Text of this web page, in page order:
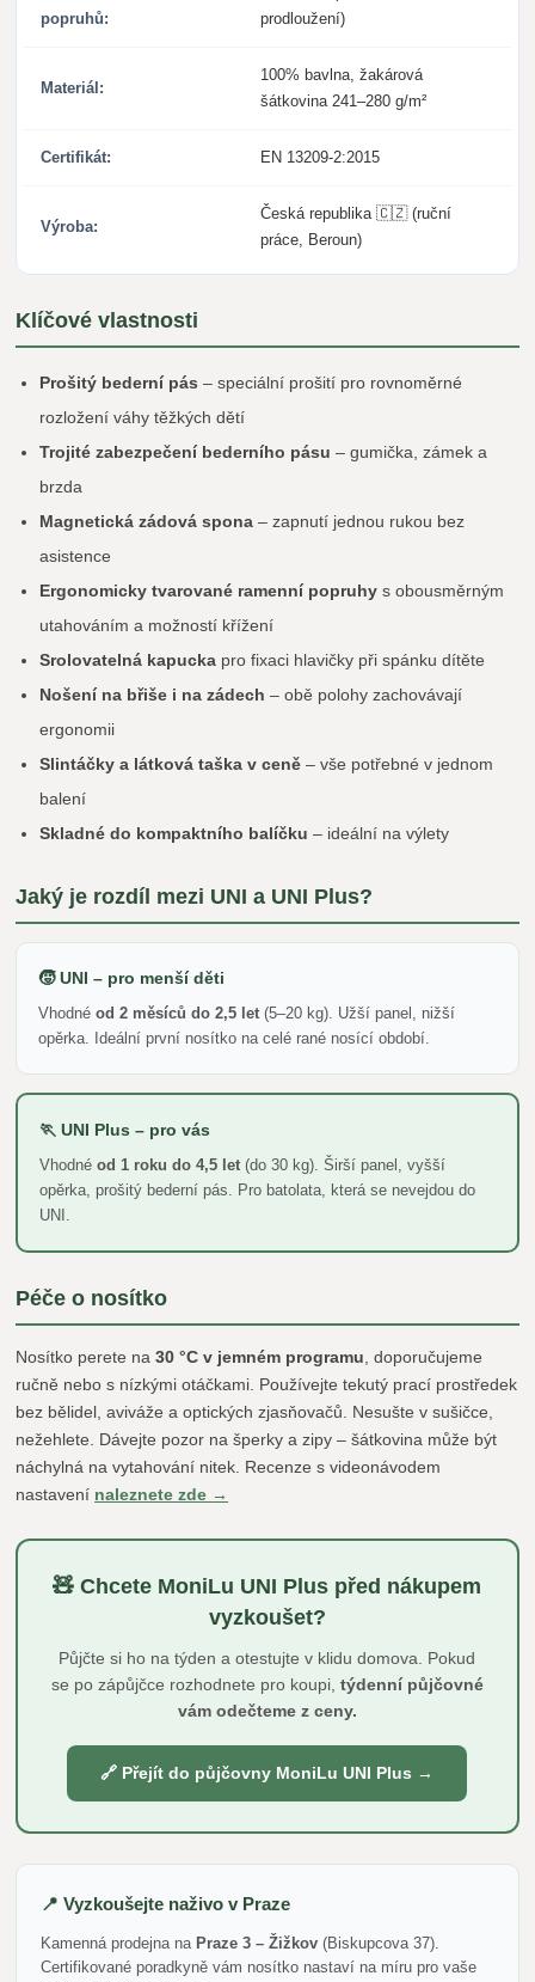
popruhů:
prodloužení)
Materiál:
100% bavlna, žakárová
šátkovina 241–280 g/m²
Certifikát: EN 13209-2:2015
Výroba:
Česká republika 🇨🇿 (ruční
práce, Beroun)
Klíčové vlastnosti
Prošitý bederní pás – speciální prošití pro rovnoměrné
rozložení váhy těžkých dětí
Trojité zabezpečení bederního pásu – gumička, zámek a
brzda
Magnetická zádová spona – zapnutí jednou rukou bez
asistence
Ergonomicky tvarované ramenní popruhy s obousměrným
utahováním a možností křížení
Srolovatelná kapucka pro fixaci hlavičky při spánku dítěte
Nošení na břiše i na zádech – obě polohy zachovávají
ergonomii
Slintáčky a látková taška v ceně – vše potřebné v jednom
balení
Skladné do kompaktního balíčku – ideální na výlety
Jaký je rozdíl mezi UNI a UNI Plus?
🧒 UNI – pro menší děti
Vhodnéod 2 měsíců do 2,5 let (5–20 kg). Užší panel, nižší
opěrka. Ideální první nosítko na celé rané nosící období.
🏃 UNI Plus – pro vás
Vhodnéod 1 roku do 4,5 let (do 30 kg). Širší panel, vyšší
opěrka, prošitý bederní pás. Pro batolata, která se nevejdou do
UNI.
Péče o nosítko
Nosítko perete na30 °C v jemném programu , doporučujeme
ručně nebo s nízkými otáčkami. Používejte tekutý prací prostředek
bez bělidel, aviváže a optických zjasňovačů. Nesušte v sušičce,
nežehlete. Dávejte pozor na šperky a zipy – šátkovina může být
náchylná na vytahování nitek. Recenze s videonávodem
nastavení naleznete zde →
🧸 Chcete MoniLu UNI Plus před nákupem
vyzkoušet?
Půjčte si ho na týden a otestujte v klidu domova. Pokud
se po zápůjčce rozhodnete pro koupi, týdenní půjčovné
vám odečteme z ceny.
🔗 Přejít do půjčovny MoniLu UNI Plus →
📍 Vyzkoušejte naživo v Praze
Kamenná prodejna na Praze 3 – Žižkov (Biskupcova 37).
Certifikované poradkyně vám nosítko nastaví na míru pro vaše